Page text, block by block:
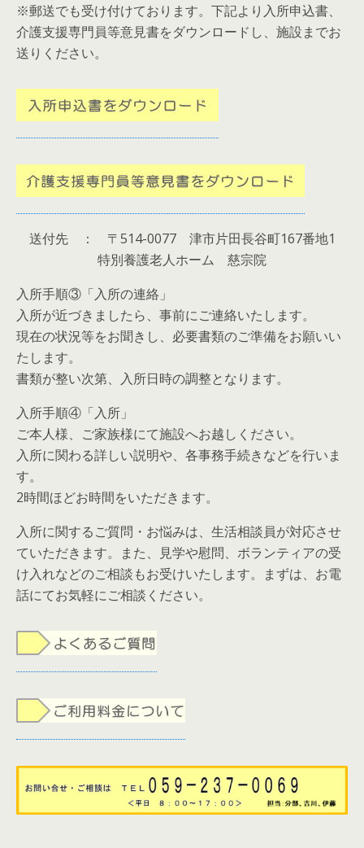
※郵送でも受け付けております。下記より入所申込書、
介護支援専門員等意見書をダウンロードし、施設までお
送りください。
送付先 ： 〒514-0077 津市片田長谷町167番地1
特別養護老人ホーム 慈宗院
入所手順③「入所の連絡」
入所が近づきましたら、事前にご連絡いたします。
現在の状況等をお聞きし、必要書類のご準備をお願いい
たします。
書類が整い次第、入所日時の調整となります。
入所手順④「入所」
ご本人様、ご家族様にて施設へお越しください。
入所に関わる詳しい説明や、各事務手続きなどを行いま
す。
2時間ほどお時間をいただきます。
入所に関するご質問・お悩みは、生活相談員が対応させ
ていただきます。また、見学や慰問、ボランティアの受
け入れなどのご相談もお受けいたします。まずは、お電
話にてお気軽にご相談ください。